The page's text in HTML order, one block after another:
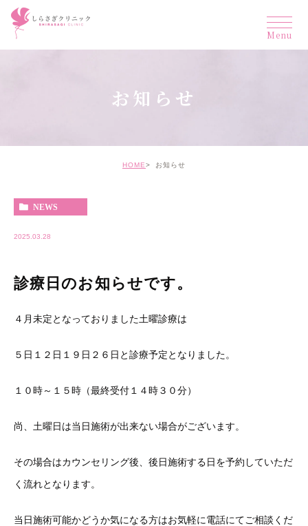
お知らせ
HOME お知らせ
NEWS
2025.03.28
診療日のお知らせです。
４月未定となっておりました土曜診療は
５日１２日１９日２６日と診療予定となりました。
１０時～１５時（最終受付１４時３０分）
尚、土曜日は当日施術が出来ない場合がございます。
その場合はカウンセリング後、後日施術する日を予約していただ
く流れとなります。
当日施術可能かどうか気になる方はお気軽に電話にてご相談くだ